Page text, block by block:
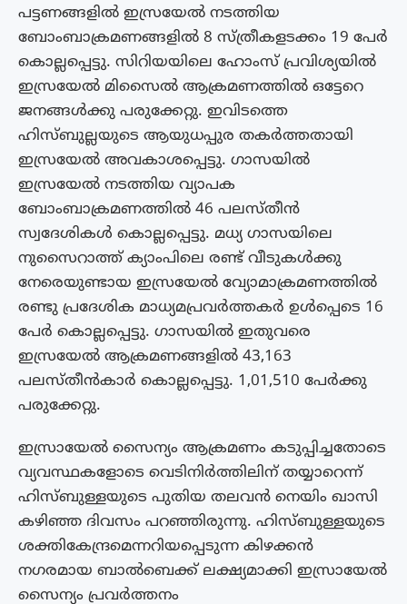
പട്ടണങ്ങളിൽ ഇസ്രയേൽ നടത്തിയ
ബോംബാക്രമണങ്ങളിൽ 8 സ്ത്രീകളടക്കം 19 പേർ
കൊല്ലപ്പെട്ടു. സിറിയയിലെ ഹോംസ് പ്രവിശ്യയിൽ
ഇസ്രയേൽ മിസൈൽ ആക്രമണത്തിൽ ഒട്ടേറെ
ജനങ്ങൾക്കു പരുക്കേറ്റു. ഇവിടത്തെ
ഹിസ്ബുല്ലയുടെ ആയുധപ്പുര തകർത്തതായി
ഇസ്രയേൽ അവകാശപ്പെട്ടു. ഗാസയിൽ
ഇസ്രയേൽ നടത്തിയ വ്യാപക
ബോംബാക്രമണത്തിൽ 46 പലസ്തീൻ
സ്വദേശികൾ കൊല്ലപ്പെട്ടു. മധ്യ ഗാസയിലെ
നുസൈറാത്ത് ക്യാംപിലെ രണ്ട് വീടുകൾക്കു
നേരെയുണ്ടായ ഇസ്രയേൽ വ്യോമാക്രമണത്തിൽ
രണ്ടു പ്രദേശിക മാധ്യമപ്രവർത്തകർ ഉൾപ്പെടെ 16
പേർ കൊല്ലപ്പെട്ടു. ഗാസയിൽ ഇതുവരെ
ഇസ്രയേൽ ആക്രമണങ്ങളിൽ 43,163
പലസ്തീൻകാർ കൊല്ലപ്പെട്ടു. 1,01,510 പേർക്കു
പരുക്കേറ്റു.
ഇസ്രായേൽ സൈന്യം ആക്രമണം കടുപ്പിച്ചതോടെ
വ്യവസ്ഥകളോടെ വെടിനിർത്തിലിന് തയ്യാറെന്ന്
ഹിസ്ബുള്ളയുടെ പുതിയ തലവൻ നെയിം ഖാസി
കഴിഞ്ഞ ദിവസം പറഞ്ഞിരുന്നു. ഹിസ്ബുള്ളയുടെ
ശക്തികേന്ദ്രമെന്നറിയപ്പെടുന്ന കിഴക്കൻ
നഗരമായ ബാൽബെക്ക് ലക്ഷ്യമാക്കി ഇസ്രായേൽ
സൈന്യം പ്രവർത്തനം